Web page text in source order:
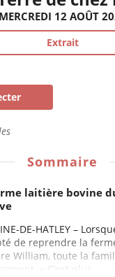
MERCREDI 12 AOÛT
Extrait
Sommaire
laitière bovine
DE-HATLEY –
de reprendre la
William, toute la
« C’est plus...